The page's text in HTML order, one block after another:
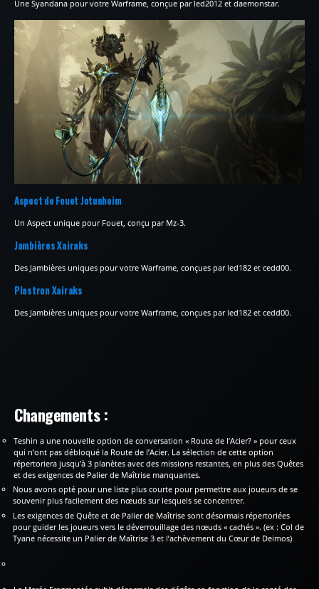
Une Syandana pour votre Warframe, conçue par led2012 et daemonstar.
Aspect de Fouet Jotunheim
Un Aspect unique pour Fouet, conçu par Mz-3.
Jambières Xairaks
Des Jambières uniques pour votre Warframe, conçues par led182 et cedd00.
Plastron Xairaks
Des Jambières uniques pour votre Warframe, conçues par led182 et cedd00.
Changements :
Teshin a une nouvelle option de conversation « Route de l’Acier? » pour ceux
qui n’ont pas débloqué la Route de l’Acier. La sélection de cette option
répertoriera jusqu’à 3 planètes avec des missions restantes, en plus des Quêtes
et des exigences de Palier de Maîtrise manquantes.
Nous avons opté pour une liste plus courte pour permettre aux joueurs de se
souvenir plus facilement des nœuds sur lesquels se concentrer.
Les exigences de Quête et de Palier de Maîtrise sont désormais répertoriées
pour guider les joueurs vers le déverrouillage des nœuds « cachés ». (ex : Col de
Tyane nécessite un Palier de Maîtrise 3 et l’achèvement du Cœur de Deimos)